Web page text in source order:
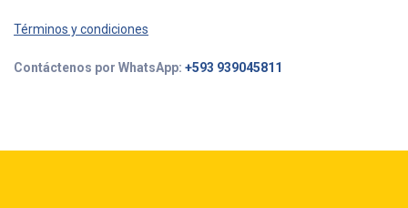
Términos y condiciones
Contáctenos por WhatsApp: +593 939045811